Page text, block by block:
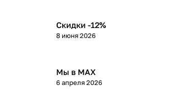
Скидки -12%
8 июня 2026
Мы в МАХ
6 апреля 2026